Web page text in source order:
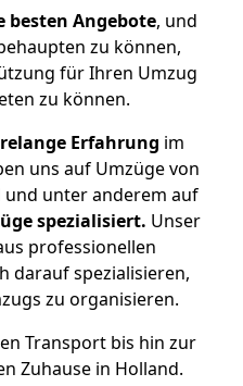
besten Angebote, und
zu können,
für Ihren Umzug
zu können.
Erfahrung im
uns auf Umzüge von
unter anderem auf
spezialisiert. Unser
professionellen
darauf spezialisieren,
zu organisieren.
Transport bis hin zur
Zuhause in Holland.